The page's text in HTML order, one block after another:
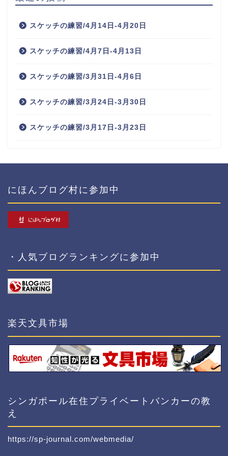
スケッチの練習/4月14日-4月20日
スケッチの練習/4月7日-4月13日
スケッチの練習/3月31日-4月6日
スケッチの練習/3月24日-3月30日
スケッチの練習/3月17日-3月23日
にほんブログ村に参加中
・人気ブログランキングに参加中
楽天文具市場
シンガポール在住プライベートバンカーの教
え
https://sp-journal.com/webmedia/